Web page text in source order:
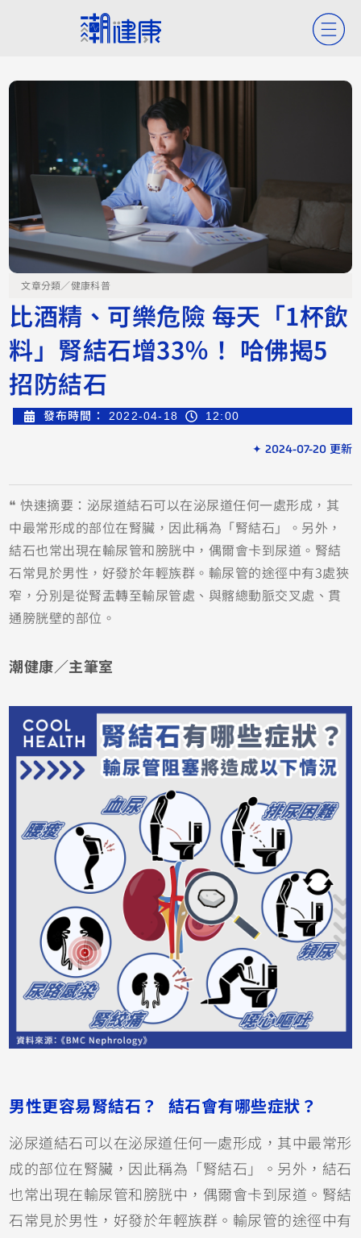
文章分類／健康科普
比酒精、可樂危險 每天「1杯飲
料」腎結石增33％！ 哈佛揭5
招防結石
發布時間： 2022-04-18 12:00
✦ 2024-07-20 更新
❝ 快速摘要：泌尿道結石可以在泌尿道任何一處形成，其
中最常形成的部位在腎臟，因此稱為「腎結石」。另外，
結石也常出現在輸尿管和膀胱中，偶爾會卡到尿道。腎結
石常見於男性，好發於年輕族群。輸尿管的途徑中有3處狹
窄，分別是從腎盂轉至輸尿管處、與髂總動脈交叉處、貫
通膀胱壁的部位。
潮健康／主筆室
男性更容易腎結石？ 結石會有哪些症狀？
泌尿道結石可以在泌尿道任何一處形成，其中最常形
成的部位在腎臟，因此稱為「腎結石」。另外，結石
也常出現在輸尿管和膀胱中，偶爾會卡到尿道。腎結
石常見於男性，好發於年輕族群。輸尿管的途徑中有